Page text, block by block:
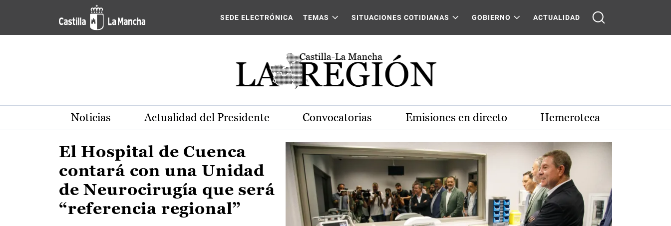
Pasar al contenido principal
Actualidad de la región de Castilla-La Mancha
SEDE ELECTRÓNICA TEMAS SITUACIONES COTIDIANAS GOBIERNO ACTUALIDAD
Noticias Actualidad del Presidente Convocatorias Emisiones en directo Hemeroteca
El Hospital de Cuenca
contará con una Unidad
de Neurocirugía que será
“referencia regional”